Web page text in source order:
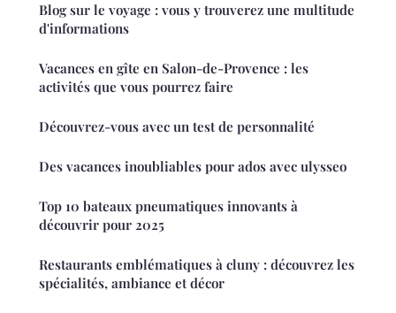
Blog sur le voyage : vous y trouverez une multitude
d'informations
Vacances en gîte en Salon-de-Provence : les
activités que vous pourrez faire
Découvrez-vous avec un test de personnalité
Des vacances inoubliables pour ados avec ulysseo
Top 10 bateaux pneumatiques innovants à
découvrir pour 2025
Restaurants emblématiques à cluny : découvrez les
spécialités, ambiance et décor